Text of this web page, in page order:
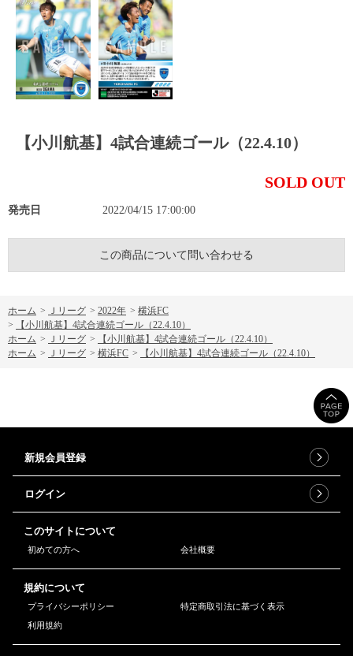
【小川航基】4試合連続ゴール（22.4.10）
SOLD OUT
発売日 2022/04/15 17:00:00
この商品について問い合わせる
ホーム > Ｊリーグ > 2022年 > 横浜FC
>
【小川航基】4試合連続ゴール（22.4.10）
ホーム > Ｊリーグ >
【小川航基】4試合連続ゴール（22.4.10）
ホーム > Ｊリーグ > 横浜FC > 【小川航基】4試合連続ゴール（22.4.10）
新規会員登録
ログイン
このサイトについて
初めての方へ 会社概要
規約について
プライバシーポリシー
特定商取引法に基づく表示
利用規約